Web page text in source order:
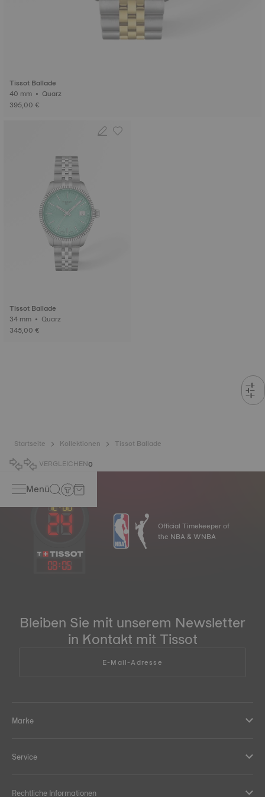
Tissot Ballade
40 mm • Quarz
395,00 €
Tissot Ballade
34 mm • Quarz
345,00 €
Startseite Kollektionen
Tissot Ballade
VERGLEICHEN0
Menü
03:05
Official Timekeeper of
the NBA & WNBA
Bleiben Sie mit unserem Newsletter
in Kontakt mit Tissot
E-Mail-Adresse
Marke
Service
Rechtliche Informationen